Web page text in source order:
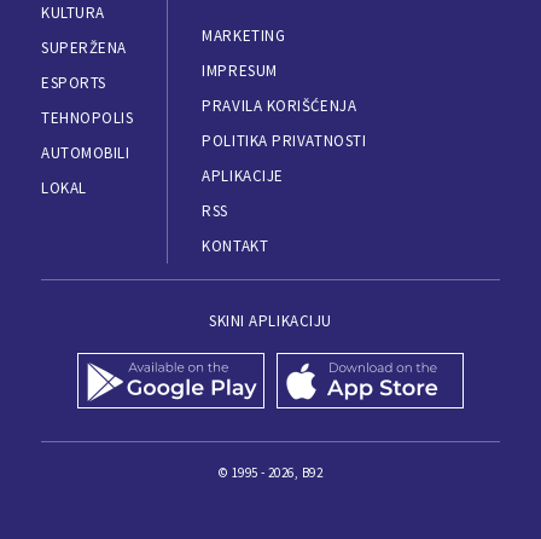
KULTURA
SUPERŽENA
ESPORTS
TEHNOPOLIS
AUTOMOBILI
LOKAL
MARKETING
IMPRESUM
PRAVILA KORIŠĆENJA
POLITIKA PRIVATNOSTI
APLIKACIJE
RSS
KONTAKT
SKINI APLIKACIJU
© 1995 - 2026, B92